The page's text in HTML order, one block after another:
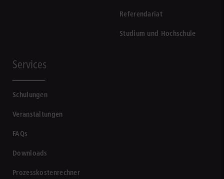
Referendariat
Studium und Hochschule
Services
Schulungen
Veranstaltungen
FAQs
Downloads
Prozesskostenrechner